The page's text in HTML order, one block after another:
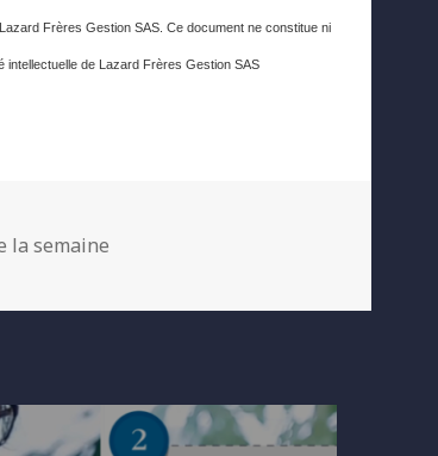
Frères Gestion SAS. Ce document ne constitue ni
intellectuelle de Lazard Frères Gestion SAS
la semaine